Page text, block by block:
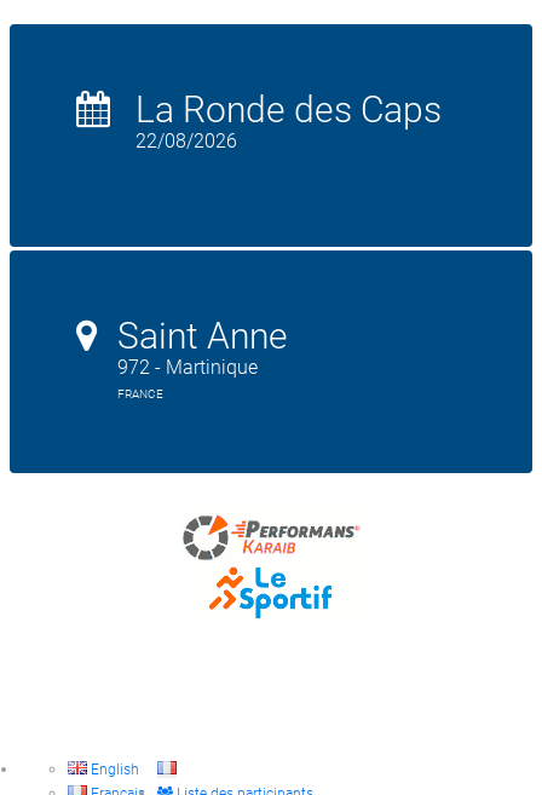
La Ronde des Caps
22/08/2026
Saint Anne
972 - Martinique
FRANCE
English